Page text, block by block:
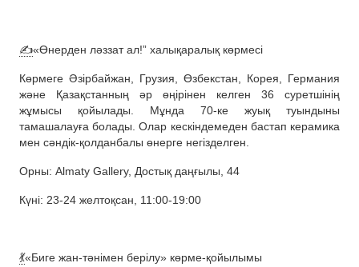
✍️«Өнерден ләззат ал!” халықаралық көрмесі
Көрмеге Әзірбайжан, Грузия, Өзбекстан, Корея, Германия
және Қазақстанның әр өңірінен келген 36 суретшінің
жұмысы қойылады. Мұнда 70-ке жуық туындыны
тамашалауға болады. Олар кескіндемеден бастап керамика
мен сәндік-қолданбалы өнерге негізделген.
Орны: Almaty Gallery, Достық даңғылы, 44
Күні: 23-24 желтоқсан, 11:00-19:00
💃«Биге жан-тәнімен берілу» көрме-қойылымы